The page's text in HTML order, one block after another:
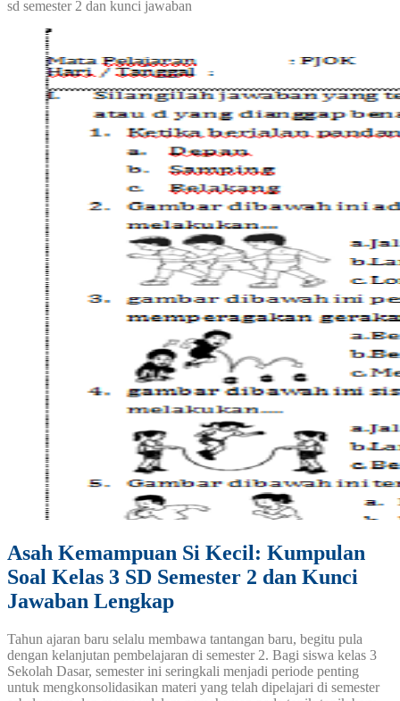
sd semester 2 dan kunci jawaban
Asah Kemampuan Si Kecil: Kumpulan
Soal Kelas 3 SD Semester 2 dan Kunci
Jawaban Lengkap
Tahun ajaran baru selalu membawa tantangan baru, begitu pula
dengan kelanjutan pembelajaran di semester 2. Bagi siswa kelas 3
Sekolah Dasar, semester ini seringkali menjadi periode penting
untuk mengkonsolidasikan materi yang telah dipelajari di semester